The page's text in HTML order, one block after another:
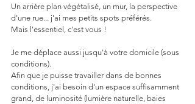
Un arrière plan végétalisé, un mur, la perspective
d'une rue... j'ai mes petits spots préférés.
Mais l'essentiel, c'est vous !
Je me déplace aussi jusqu'à votre domicile (sous
conditions).
Afin que je puisse travailler dans de bonnes
conditions, j'ai besoin d'un espace suffisamment
grand, de luminosité (lumière naturelle, baies